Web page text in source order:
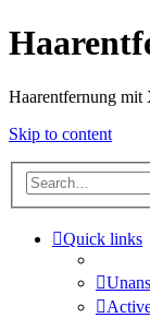
Haarentfernung mit
Skip to content
Quick links